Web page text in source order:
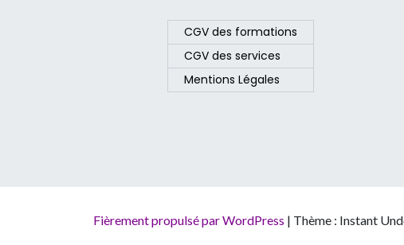
CGV des formations
CGV des services
Mentions Légales
Fièrement propulsé par WordPress | Thème : Instant